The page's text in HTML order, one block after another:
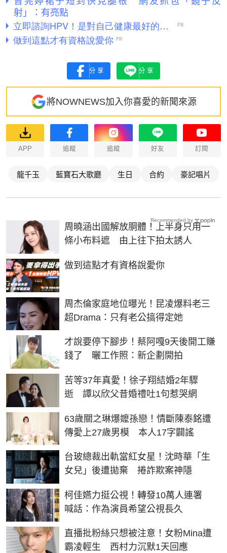
射」：有亮點
分享 分享
將NOWNEWS加入你喜愛的新聞來源
APP 追蹤 追蹤 好友 訂閱
龍千玉 藍寶石大歌廳 生日 合約 豪記唱片
周曉涵出國解放胴體！上半身只用一
條小布料遮 由上往下拍太誘人
做到這點才有資格說愛你
PR
周杰倫家庭地位曝光！昆凌爆料老三
超Drama：只有老公搞得定她
才說要停下腳步！蔡阿嘎9天後開工賺
錢了 曬工作照：新企劃開拍
苦等37年真愛！徐子翔結婚2年驟
逝 譚以欣父昔婚禮吐1句惹哭網
63歲關之琳爆嬤孫戀！情斷陳泰銘遭
傳愛上27歲男模 本人17字闢謠
台玻總裁出軌當紅女星！沈時華「生
女兒」後遭拋棄 捲詐欺案神隱
柯佳嬿力挺公視！轉發10萬人連署
喊話：作為演員希望公視長久
直播批粉絲只想被注意！女粉Mina遭
霸凌輕生 西村力沉默1天回應
Recommended by